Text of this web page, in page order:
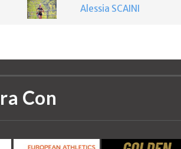
Alessia SCAINI
Con